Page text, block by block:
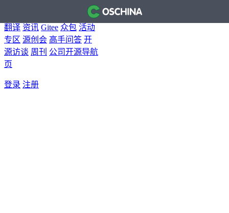
博客
翻译 资讯 Gitee 众包 活动
专区 源创会 高手问答 开
源访谈 周刊 公司开源导航
页
登录 注册